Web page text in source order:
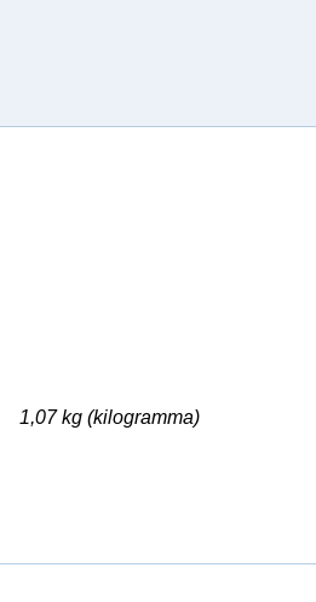
1,07 kg (kilogramma)